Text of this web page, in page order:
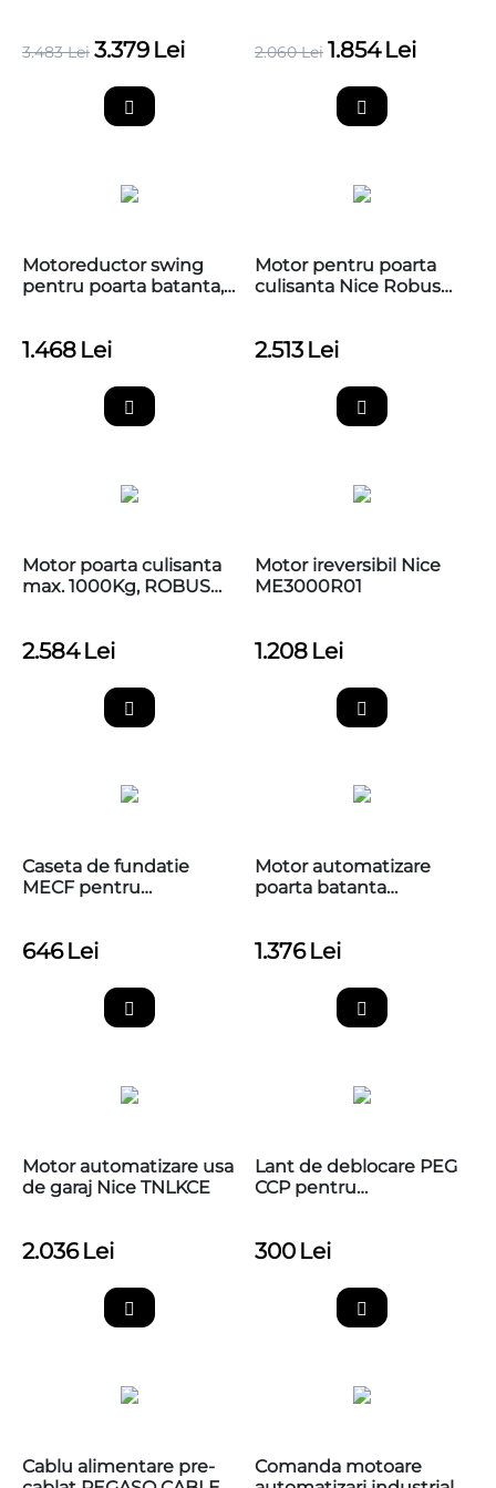
3.483 Lei 3.379 Lei 2.060 Lei 1.854 Lei
Motoreductor swing
pentru poarta batanta,
1.468 Lei
Motor pentru poarta
culisanta Nice Robus
2.513 Lei
Motor poarta culisanta
max. 1000Kg, ROBUS
2.584 Lei
Motor ireversibil Nice
ME3000R01
1.208 Lei
Caseta de fundatie
MECF pentru
si ME3000
646 Lei
Motor automatizare
poarta batanta
1.376 Lei
Motor automatizare usa
de garaj Nice TNLKCE
2.036 Lei
Lant de deblocare PEG
CCP pentru
300 Lei
Cablu alimentare pre-
Comanda motoare